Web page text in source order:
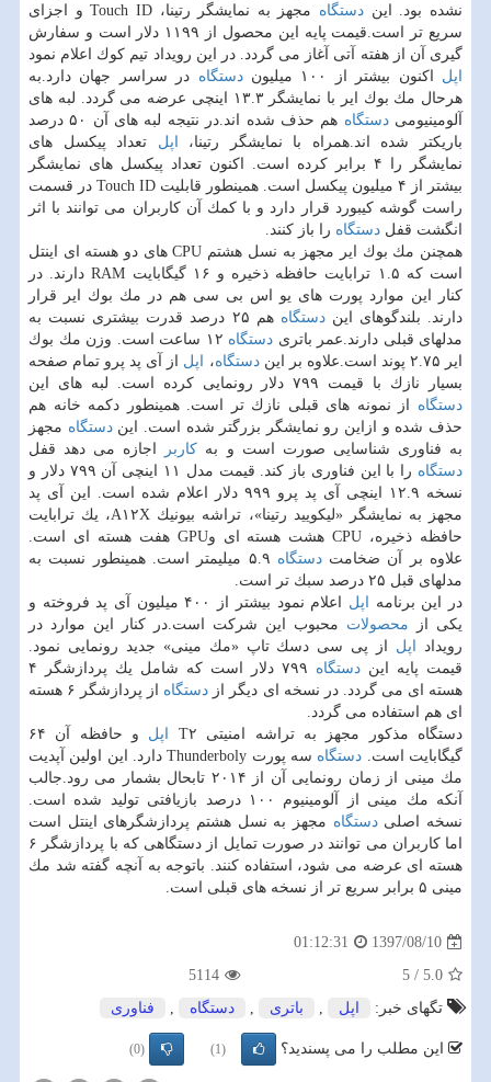
نشده بود. این دستگاه
مجهز به نمایشگر رتینا، Touch ID و اجزای
سریع تر است.قیمت پایه این محصول از ۱۱۹۹ دلار است و سفارش
گیری آن از هفته آتی آغاز می گردد. در این رویداد تیم كوك اعلام نمود
اپل اكنون بیشتر از ۱۰۰ میلیون دستگاه در سراسر جهان دارد.به
هرحال مك بوك ایر با نمایشگر ۱۳.۳ اینچی عرضه می گردد. لبه های
آلومینیومیدستگاه
هم حذف شده اند.در نتیجه لبه های آن ۵۰ درصد
باریكتر شده اند.همراه با نمایشگر رتینا، اپل تعداد پیكسل های
نمایشگر را ۴ برابر كرده است. اكنون تعداد پیكسل های نمایشگر
بیشتر از ۴ میلیون پیكسل است. همینطور قابلیت Touch ID در قسمت
راست گوشه كیبورد قرار دارد و با كمك آن كاربران می توانند با اثر
انگشت قفل دستگاه را باز كنند.
همچنن مك بوك ایر مجهز به نسل هشتم CPU های دو هسته ای اینتل
است كه ۱.۵ ترابایت حافظه ذخیره و ۱۶ گیگابایت RAM دارند. در
كنار این موارد پورت های یو اس بی سی هم در مك بوك ایر قرار
دارند. بلندگوهای ایندستگاه
هم ۲۵ درصد قدرت بیشتری نسبت به
مدلهای قبلی دارند.عمر باتری دستگاه
۱۲ ساعت است. وزن مك بوك
ایر ۲.۷۵ پوند است.علاوه بر این
دستگاه، اپل از آی پد پرو تمام صفحه
بسیار نازك با قیمت ۷۹۹ دلار رونمایی كرده است. لبه های این
دستگاه از نمونه های قبلی نازك تر است. همینطور دكمه خانه هم
حذف شده و ازاین رو نمایشگر بزرگتر شده است. ایندستگاه مجهز
به فناوری شناسایی صورت است و به كاربر
اجازه می دهد قفل
دستگاه
را با این فناوری باز كند. قیمت مدل ۱۱ اینچی آن ۷۹۹ دلار و
نسخه ۱۲.۹ اینچی آی پد پرو ۹۹۹ دلار اعلام شده است. این آی پد
مجهز به نمایشگر «لیكویید رتینا»، تراشه بیونیك A۱۲X، یك ترابایت
حافظه ذخیره، CPU هشت هسته ای وGPU هفت هسته ای است.
علاوه بر آن ضخامتدستگاه
۵.۹ میلیمتر است. همینطور نسبت به
مدلهای قبل ۲۵ درصد سبك تر است.
در این برنامه اپل
اعلام نمود بیشتر از ۴۰۰ میلیون آی پد فروخته و
یكی از محصولات محبوب این شركت است.در كنار این موارد در
رویداد اپل از پی سی دسك تاپ «مك مینی» جدید رونمایی نمود.
قیمت پایه این دستگاه
۷۹۹ دلار است كه شامل یك پردازشگر ۴
هسته ای می گردد. در نسخه ای دیگر از دستگاه
از پردازشگر ۶ هسته
ای هم استفاده می گردد.
دستگاه مذكور مجهز به تراشه امنیتی T۲
اپل
و حافظه آن ۶۴
گیگابایت است. دستگاه
سه پورت Thunderboly دارد. این اولین آپدیت
مك مینی از زمان رونمایی آن از ۲۰۱۴ تابحال بشمار می رود.جالب
آنكه مك مینی از آلومینیوم ۱۰۰ درصد بازیافتی تولید شده است.
نسخه اصلیدستگاه مجهز به نسل هشتم پردازشگرهای اینتل است
اما كاربران می توانند در صورت تمایل از دستگاهی كه با پردازشگر ۶
هسته ای عرضه می شود، استفاده كنند. باتوجه به آنچه گفته شد مك
مینی ۵ برابر سریع تر از نسخه های قبلی است.
1397/08/10
01:12:31
5.0
/
5
5114
تگهای خبر:
اپل , باتری , دستگاه , فناوری
این مطلب را می پسندید؟ (1)
(0)